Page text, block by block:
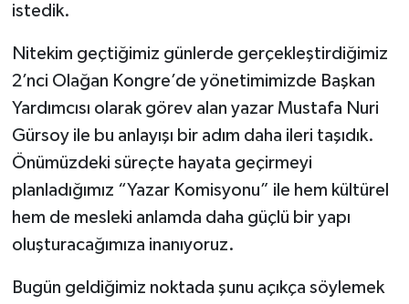
istedik.
Nitekim geçtiğimiz günlerde gerçekleştirdiğimiz
2’nci Olağan Kongre’de yönetimimizde Başkan
Yardımcısı olarak görev alan yazar Mustafa Nuri
Gürsoy ile bu anlayışı bir adım daha ileri taşıdık.
Önümüzdeki süreçte hayata geçirmeyi
planladığımız “Yazar Komisyonu” ile hem kültürel
hem de mesleki anlamda daha güçlü bir yapı
oluşturacağımıza inanıyoruz.
Bugün geldiğimiz noktada şunu açıkça söylemek